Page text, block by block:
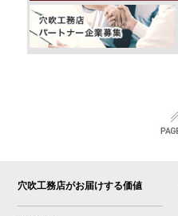
穴吹工務店がお届けする価値